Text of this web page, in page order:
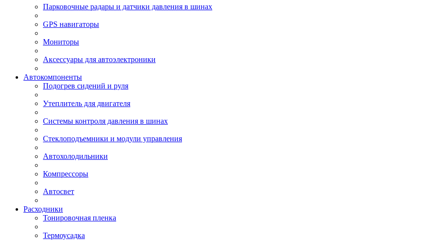
Парковочные радары и датчики давления в шинах
GPS навигаторы
Мониторы
Аксессуары для автоэлектроники
Автокомпоненты
Подогрев сидений и руля
Утеплитель для двигателя
Системы контроля давления в шинах
Стеклоподъемники и модули управления
Автохолодильники
Компрессоры
Автосвет
Расходники
Тонировочная пленка
Термоусадка